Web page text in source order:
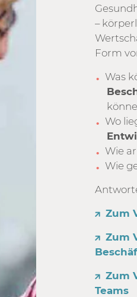
–
Form
Was
Wo
Wie
Wie
Zum
Zum
Zum
Teams